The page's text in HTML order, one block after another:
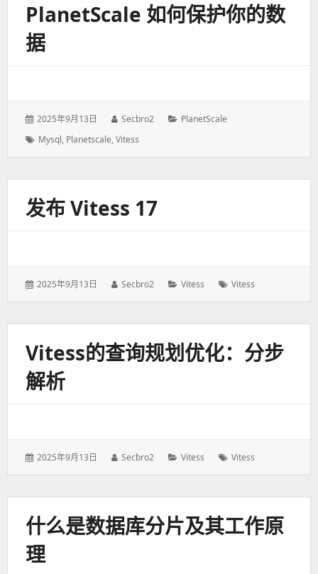
PlanetScale 如何保护你的数
据
发
于：
2025年9月13日
作
Secbro2
分
PlanetScale
标
Mysql, Planetscale,Vitess
发布 Vitess 17
发
2025年9月13日
作
Secbro2
分
Vitess
标
Vitess
Vitess的查询规划优化：分步
解析
发
2025年9月13日
作
Secbro2
分
Vitess
标
Vitess
什么是数据库分片及其工作原
理